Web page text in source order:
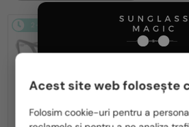
2-4 ZILE
Acest site web folosește
Folosim cookie-uri pentru a